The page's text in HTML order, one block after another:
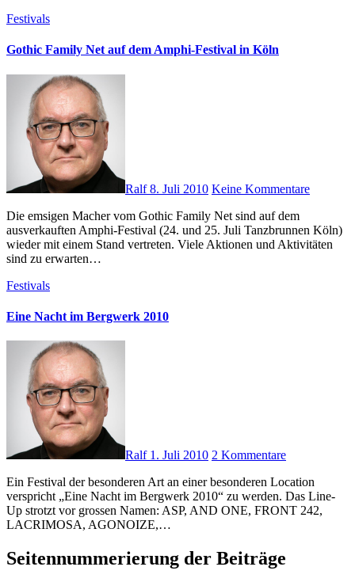
Festivals
Gothic Family Net auf dem Amphi-Festival in Köln
Ralf8. Juli 2010 Keine Kommentare
Die emsigen Macher vom Gothic Family Net sind auf dem
ausverkauften Amphi-Festival (24. und 25. Juli Tanzbrunnen Köln)
wieder mit einem Stand vertreten. Viele Aktionen und Aktivitäten
sind zu erwarten…
Festivals
Eine Nacht im Bergwerk 2010
Ralf 1. Juli 2010 2 Kommentare
Ein Festival der besonderen Art an einer besonderen Location
verspricht „Eine Nacht im Bergwerk 2010“ zu werden. Das Line-
Up strotzt vor grossen Namen: ASP, AND ONE, FRONT 242,
LACRIMOSA, AGONOIZE,…
Seitennummerierung der Beiträge